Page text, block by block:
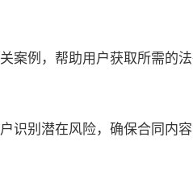
例，帮助用户获取所需的法
别潜在风险，确保合同内容